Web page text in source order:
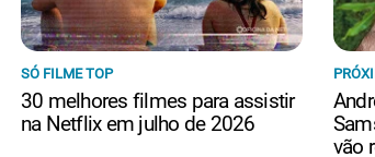
SÓ FILME TOP
30 melhores filmes para assistir
na Netflix em julho de 2026
vão